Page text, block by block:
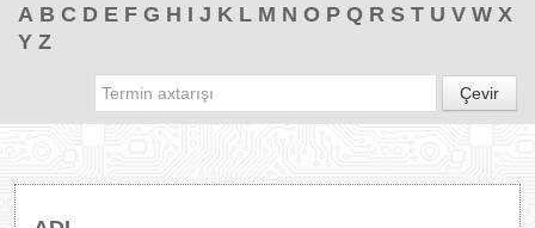
TƏDBİRLƏR
PROQRAMLAR
A B C D E F G H I J K L M N O P Q R S T U V W X
Y Z
Çevir